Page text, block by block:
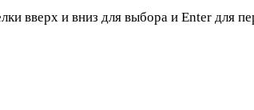
вверх и вниз для выбора и Enter для